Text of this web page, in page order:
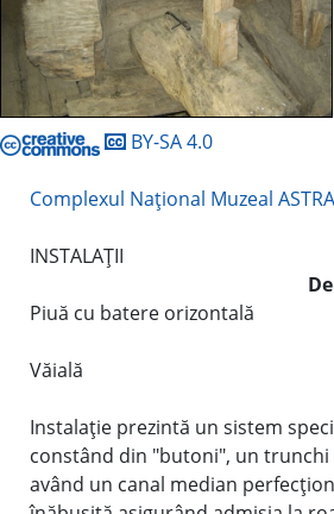
BY-SA 4.0
Complexul Naţional Muzeal
INSTALAŢII
Piuă cu batere orizontală
Văială
Instalaţie prezintă un sistem
constând din "butoni", un trunchi
având un canal median